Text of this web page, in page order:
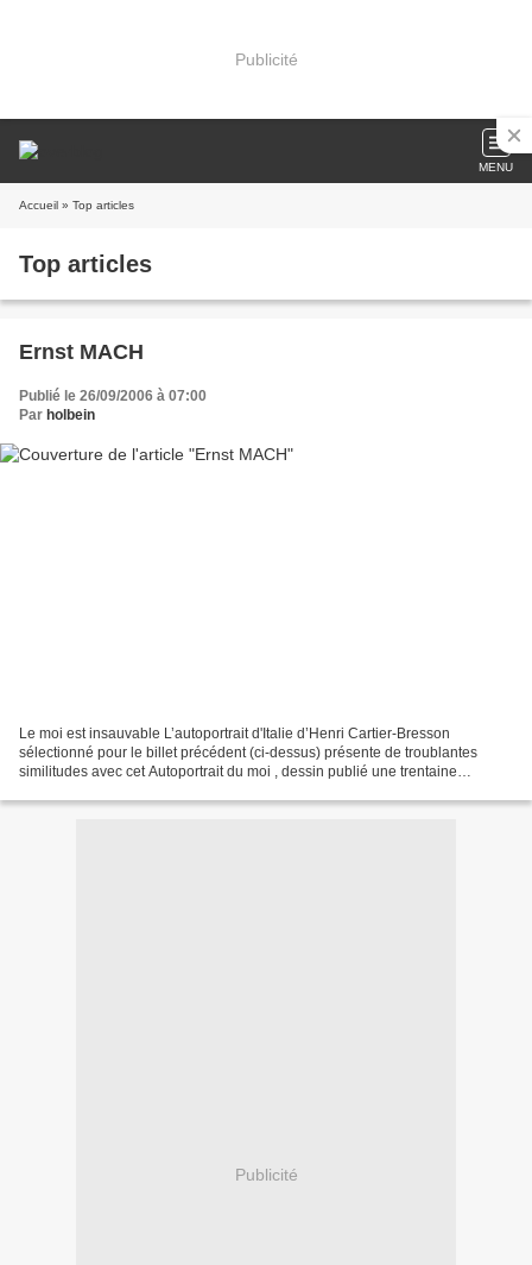
Publicité
MENU
Accueil » Top articles
Top articles
Ernst MACH
Publié le 26/09/2006 à 07:00
Par holbein
Le moi est insauvable L’autoportrait d'Italie d’Henri Cartier-Bresson
sélectionné pour le billet précédent (ci-dessus) présente de troublantes
similitudes avec cet Autoportrait du moi , dessin publié une trentaine
Publicité